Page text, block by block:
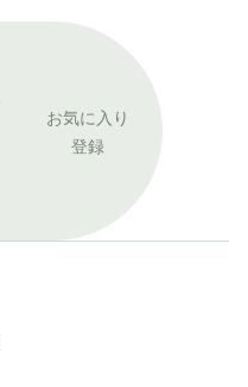
お気に入り
登録